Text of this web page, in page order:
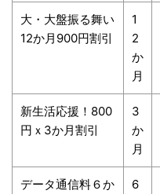
大・大盤振る舞い
12か月900円割引
1
2
か
月
新生活応援！800
円ｘ3か月割引
3
か
月
データ通信料６か
6